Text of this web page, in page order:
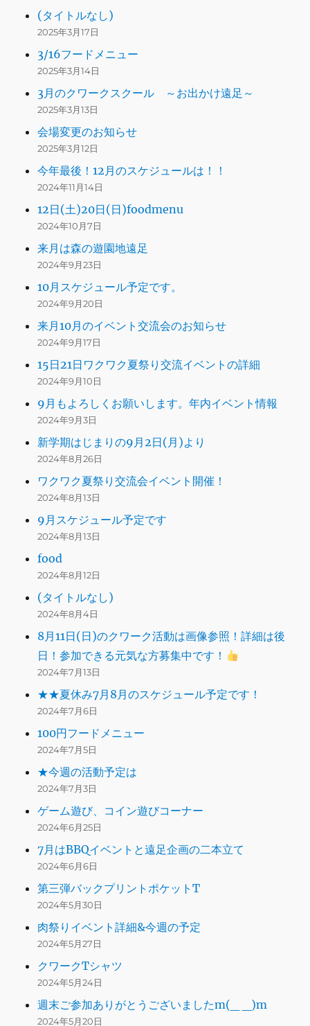
(タイトルなし)
2025年3月17日
3/16フードメニュー
2025年3月14日
3月のクワークスクール ～お出かけ遠足～
2025年3月13日
会場変更のお知らせ
2025年3月12日
今年最後！12月のスケジュールは！！
2024年11月14日
12日(土)20日(日)foodmenu
2024年10月7日
来月は森の遊園地遠足
2024年9月23日
10月スケジュール予定です。
2024年9月20日
来月10月のイベント交流会のお知らせ
2024年9月17日
15日21日ワクワク夏祭り交流イベントの詳細
2024年9月10日
9月もよろしくお願いします。年内イベント情報
2024年9月3日
新学期はじまりの9月2日(月)より
2024年8月26日
ワクワク夏祭り交流会イベント開催！
2024年8月13日
9月スケジュール予定です
2024年8月13日
food
2024年8月12日
(タイトルなし)
2024年8月4日
8月11日(日)のクワーク活動は画像参照！詳細は後
日！参加できる元気な方募集中です！
2024年7月13日
★★夏休み7月8月のスケジュール予定です！
2024年7月6日
100円フードメニュー
2024年7月5日
★今週の活動予定は
2024年7月3日
ゲーム遊び、コイン遊びコーナー
2024年6月25日
7月はBBQイベントと遠足企画の二本立て
2024年6月6日
第三弾バックプリントポケットT
2024年5月30日
肉祭りイベント詳細&今週の予定
2024年5月27日
クワークTシャツ
2024年5月24日
週末ご参加ありがとうございましたm(_ _)m
2024年5月20日